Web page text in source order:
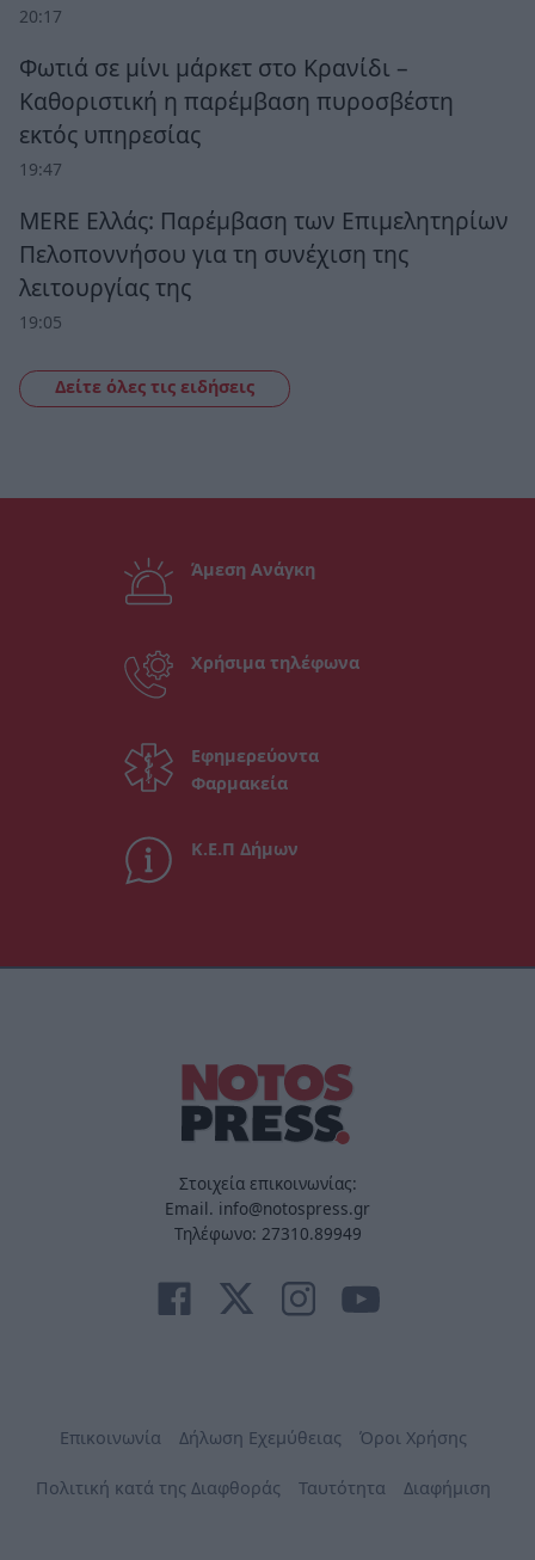
20:17
Φωτιά σε μίνι μάρκετ στο Κρανίδι –
Καθοριστική η παρέμβαση πυροσβέστη
εκτός υπηρεσίας
19:47
MERE Ελλάς: Παρέμβαση των Επιμελητηρίων
Πελοποννήσου για τη συνέχιση της
λειτουργίας της
19:05
Δείτε όλες τις ειδήσεις
Άμεση Ανάγκη
Χρήσιμα τηλέφωνα
Εφημερεύοντα
Φαρμακεία
Κ.Ε.Π Δήμων
Στοιχεία επικοινωνίας:
Email. info@notospress.gr
Τηλέφωνο: 27310.89949
Επικοινωνία Δήλωση Εχεμύθειας Όροι Χρήσης
Πολιτική κατά της Διαφθοράς Ταυτότητα Διαφήμιση